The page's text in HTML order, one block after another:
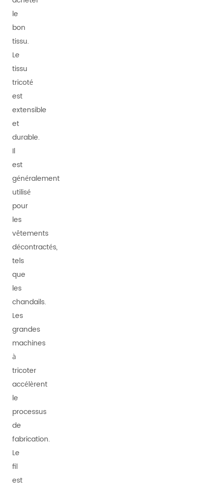
le
bon
tissu.
Le
tissu
tricoté
est
extensible
et
durable.
Il
est
généralement
utilisé
pour
les
vêtements
décontractés,
tels
que
les
chandails.
Les
grandes
machines
à
tricoter
accélèrent
le
processus
de
fabrication.
Le
fil
est